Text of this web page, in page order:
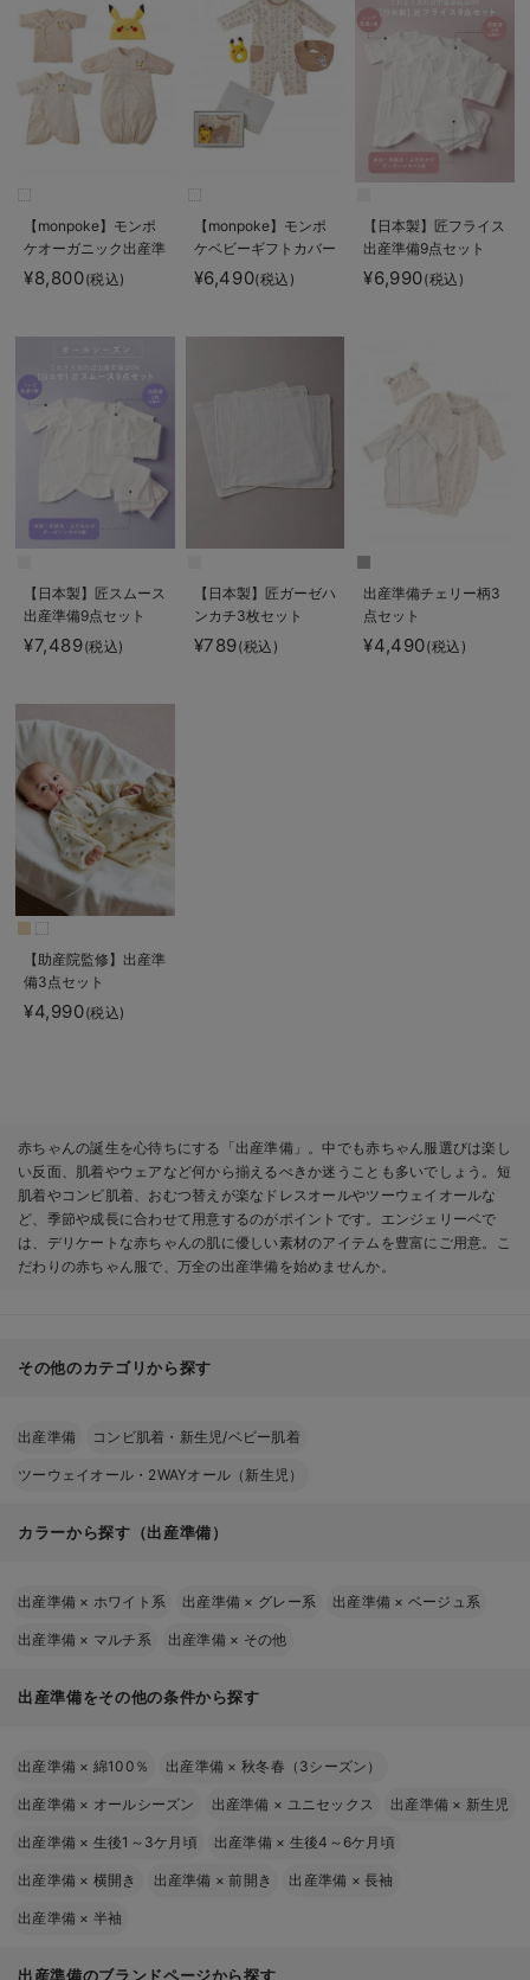
【monpoke】モンポ
ケオーガニック出産準
備セット
¥8,800(税込)
【monpoke】モンポ
ケベビーギフトカバー
オール3点セット
¥6,490(税込)
【日本製】匠フライス
出産準備9点セット
¥6,990(税込)
【日本製】匠スムース
出産準備9点セット
¥7,489(税込)
【日本製】匠ガーゼハ
ンカチ3枚セット
¥789(税込)
出産準備チェリー柄3
点セット
¥4,490(税込)
【助産院監修】出産準
備3点セット
¥4,990(税込)
赤ちゃんの誕生を心待ちにする「出産準備」。中でも赤ちゃん服選びは楽し
い反面、肌着やウェアなど何から揃えるべきか迷うことも多いでしょう。短
肌着やコンビ肌着、おむつ替えが楽なドレスオールやツーウェイオールな
ど、季節や成長に合わせて用意するのがポイントです。エンジェリーベで
は、デリケートな赤ちゃんの肌に優しい素材のアイテムを豊富にご用意。こ
だわりの赤ちゃん服で、万全の出産準備を始めませんか。
その他のカテゴリから探す
出産準備 コンビ肌着・新生児/ベビー肌着
ツーウェイオール・2WAYオール（新生児）
カラーから探す（出産準備）
出産準備 × ホワイト系 出産準備 × グレー系 出産準備 × ベージュ系
出産準備 × マルチ系 出産準備 × その他
出産準備をその他の条件から探す
出産準備 × 綿100％ 出産準備 × 秋冬春（3シーズン）
出産準備 × オールシーズン 出産準備 × ユニセックス 出産準備 × 新生児
出産準備 × 生後1～3ケ月頃 出産準備 × 生後4～6ケ月頃
出産準備 × 横開き 出産準備 ×前開き 出産準備 ×長袖
出産準備 × 半袖
出産準備のブランドページから探す